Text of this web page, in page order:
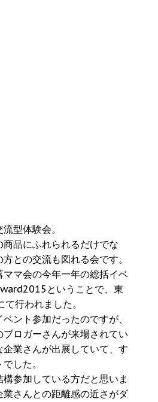
型体験会。
品にふれられるだけでな
との交流も図れる会です。
マ会の今年一年の総括イベ
ということで、東
行われました。
ント参加だったのですが、
ブロガーさんが来場されてい
業さんが出展していて、す
した。
参加している方だと思いま
さんとの距離感の近さがダ